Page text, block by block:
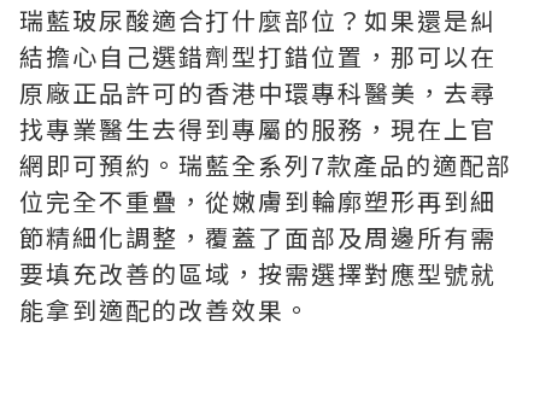
瑞藍玻尿酸適合打什麼部位？如果還是糾
結擔心自己選錯劑型打錯位置，那可以在
原廠正品許可的香港中環專科醫美，去尋
找專業醫生去得到專屬的服務，現在上官
網即可預約。瑞藍全系列7款產品的適配部
位完全不重疊，從嫩膚到輪廓塑形再到細
節精細化調整，覆蓋了面部及周邊所有需
要填充改善的區域，按需選擇對應型號就
能拿到適配的改善效果。